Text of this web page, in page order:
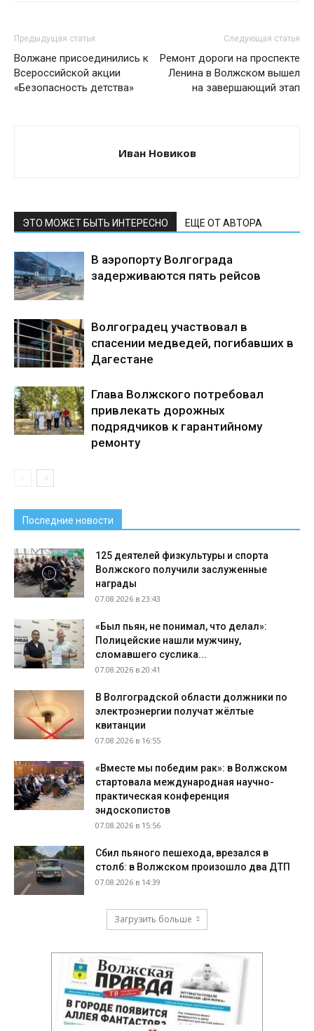
Предыдущая статья
Волжане присоединились к
Всероссийской акции
«Безопасность детства»
Следующая статья
Ремонт дороги на проспекте
Ленина в Волжском вышел
на завершающий этап
Иван Новиков
ЭТО МОЖЕТ БЫТЬ ИНТЕРЕСНО ЕЩЕ ОТ АВТОРА
В аэропорту Волгограда
задерживаются пять рейсов
Волгоградец участвовал в
спасении медведей, погибавших в
Дагестане
Глава Волжского потребовал
привлекать дорожных
подрядчиков к гарантийному
ремонту
Последние новости
125 деятелей физкультуры и спорта
Волжского получили заслуженные
награды
07.08.2026 в 23:43
«Был пьян, не понимал, что делал»:
Полицейские нашли мужчину,
сломавшего суслика...
07.08.2026 в 20:41
В Волгоградской области должники по
электроэнергии получат жёлтые
квитанции
07.08.2026 в 16:55
«Вместе мы победим рак»: в Волжском
стартовала международная научно-
практическая конференция
эндоскопистов
07.08.2026 в 15:56
Сбил пьяного пешехода, врезался в
столб: в Волжском произошло два ДТП
07.08.2026 в 14:39
Загрузить больше